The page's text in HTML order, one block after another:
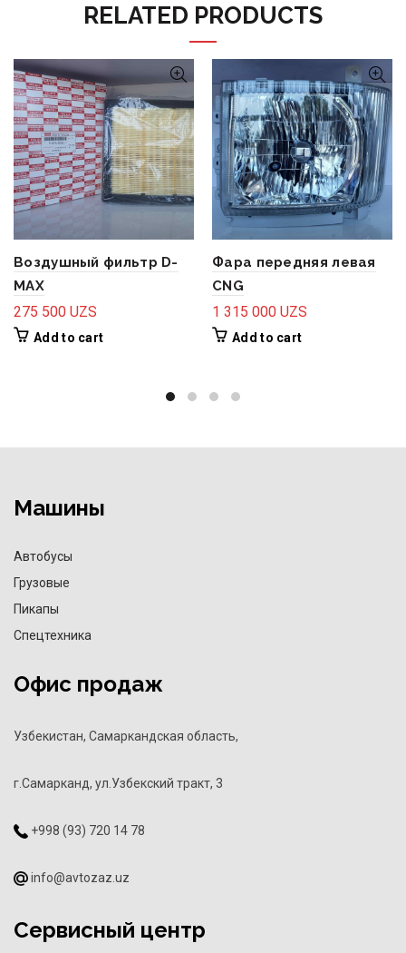
RELATED PRODUCTS
Воздушный фильтр D-
MAX
275 500 UZS
Add to cart
Фара передняя левая
CNG
1 315 000 UZS
Add to cart
Машины
Автобусы
Грузовые
Пикапы
Спецтехника
Офис продаж
Узбекистан, Самаркандская область,
г.Самарканд, ул.Узбекский тракт, 3
+998 (93) 720 14 78
info@avtozaz.uz
Сервисный центр